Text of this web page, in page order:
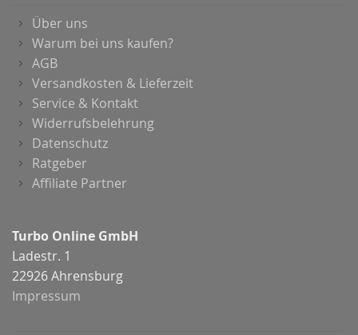
Über uns
Warum bei uns kaufen?
AGB
Versandkosten & Lieferzeit
Service & Kontakt
Widerrufsbelehrung
Datenschutz
Ratgeber
Affiliate Partner
Turbo Online GmbH
Ladestr. 1
22926 Ahrensburg
Impressum